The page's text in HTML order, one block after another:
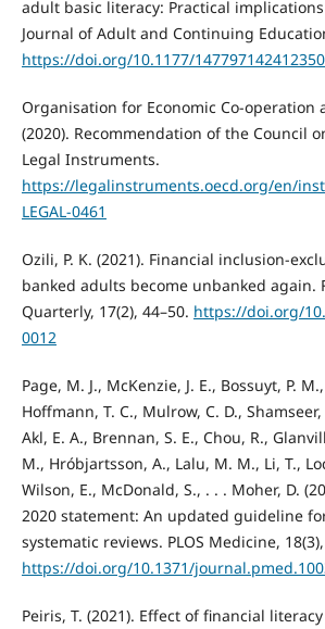
adult basic literacy: Practical
Journal of Adult and Continuing
https://doi.org/10.1177/
Organisation for Economic Co-operation
(2020). Recommendation of the Council
Legal Instruments.
https://legalinstruments.oecd.org/en/
LEGAL-0461
Ozili, P. K. (2021). Financial inclusion-
banked adults become unbanked again.
Quarterly, 17(2), 44–50. https://doi.org/
0012
Page, M. J., McKenzie, J. E., Bossuyt, P.
Hoffmann, T. C., Mulrow, C. D.,
Akl, E. A., Brennan, S. E., Chou, R.,
M., Hróbjartsson, A., Lalu, M. M., Li, T.,
Wilson, E., McDonald, S., . . . Moher, D.
2020 statement: An updated guideline
systematic reviews. PLOS Medicine,
https://doi.org/10.1371/
Peiris, T. (2021). Effect of financial